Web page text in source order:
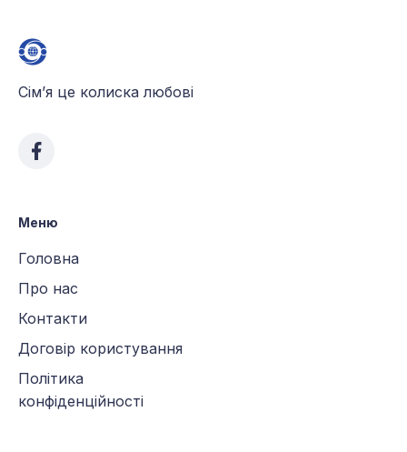
Сім’я це колиска любові
Меню
Головна
Про нас
Контакти
Договір користування
Політика
конфіденційності